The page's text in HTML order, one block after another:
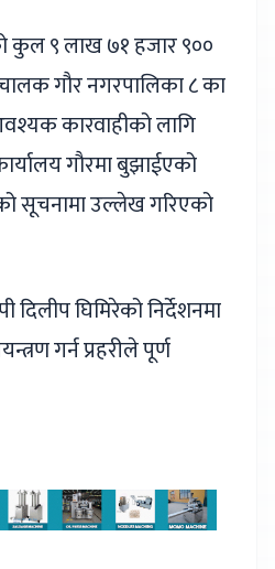
कुल ९ लाख ७१ हजार ९००
गौर नगरपालिका ८ का
कारवाहीको लागि
गौरमा बुझाईएको
सूचनामा उल्लेख गरिएको
दिलीप घिमिरेको निर्देशनमा
गर्न प्रहरीले पूर्ण